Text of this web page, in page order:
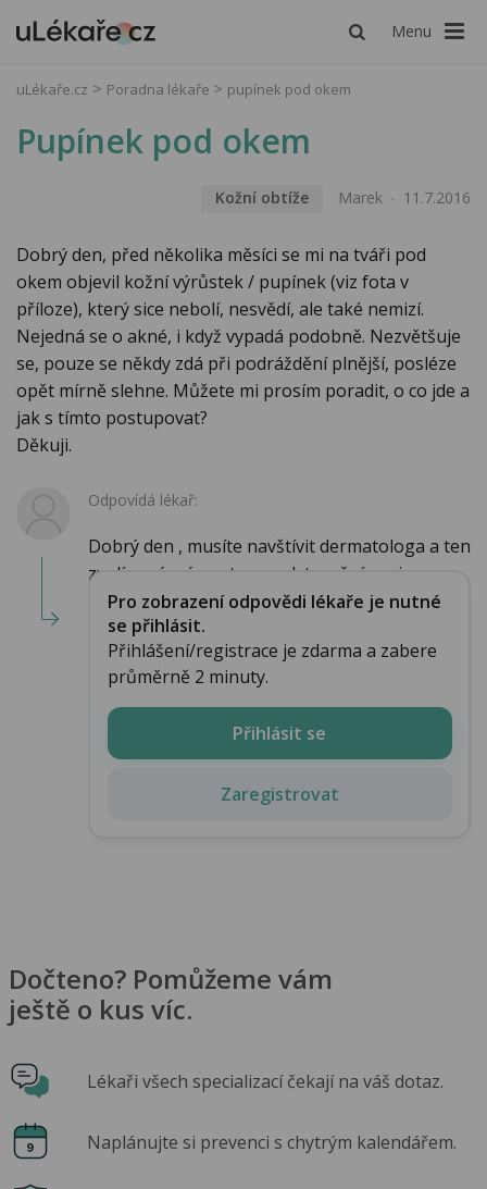
Menu
uLékaře.cz Poradna lékaře pupínek pod okem
Pupínek pod okem
Kožní obtíže Marek 11.7.2016
Dobrý den, před několika měsíci se mi na tváři pod
okem objevil kožní výrůstek / pupínek (viz fota v
příloze), který sice nebolí, nesvědí, ale také nemizí.
Nejedná se o akné, i když vypadá podobně. Nezvětšuje
se, pouze se někdy zdá při podráždění plnější, posléze
opět mírně slehne. Můžete mi prosím poradit, o co jde a
jak s tímto postupovat?
Děkuji.
Odpovídá lékař:
Dobrý den , musíte navštívit dermatologa a ten
zvolí správný postup v odstranění projevu. s...
Pro zobrazení odpovědi lékaře je nutné
se přihlásit.
Přihlášení/registrace je zdarma a zabere
průměrně 2 minuty.
Přihlásit se
Zaregistrovat
Dočteno? Pomůžeme vám
ještě o kus víc.
Lékaři všech specializací čekají na váš dotaz.
Naplánujte si prevenci s chytrým kalendářem.